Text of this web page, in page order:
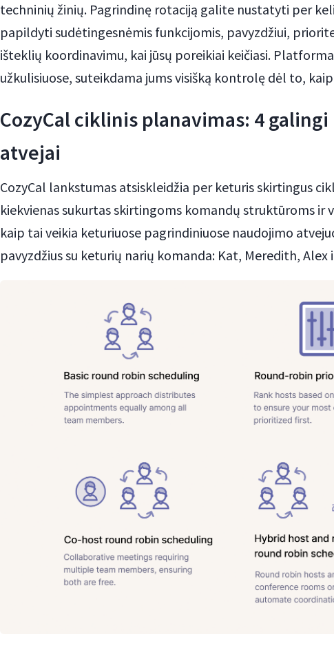
techninių žinių. Pagrindinę rotaciją galite nustatyti per
papildyti sudėtingesnėmis funkcijomis, pavyzdžiui,
išteklių koordinavimu, kai jūsų poreikiai keičiasi.
užkulisiuose, suteikdama jums visišką kontrolę dėl to,
CozyCal ciklinis planavimas: 4
atvejai
CozyCal lankstumas atsiskleidžia per keturis skirtingus
kiekvienas sukurtas skirtingoms komandų struktūroms ir
kaip tai veikia keturiuose pagrindiniuose naudojimo
pavyzdžius su keturių narių komanda: Kat, Meredith, Alex